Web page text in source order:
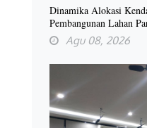
Dinamika Alokasi
Pembangunan Lahan
Agu 08, 2026